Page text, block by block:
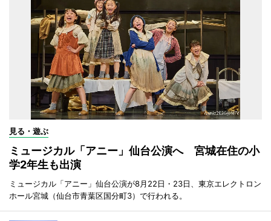
見る・遊ぶ
ミュージカル「アニー」仙台公演へ 宮城在住の小
学2年生も出演
ミュージカル「アニー」仙台公演が8月22日・23日、東京エレクトロン
ホール宮城（仙台市青葉区国分町3）で行われる。